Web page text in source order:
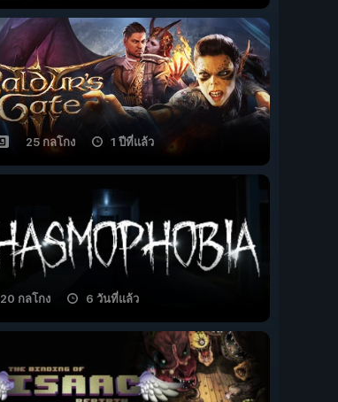
25 กลโกง 1 ปีที่แล้ว
20 กลโกง 6 วันที่แล้ว